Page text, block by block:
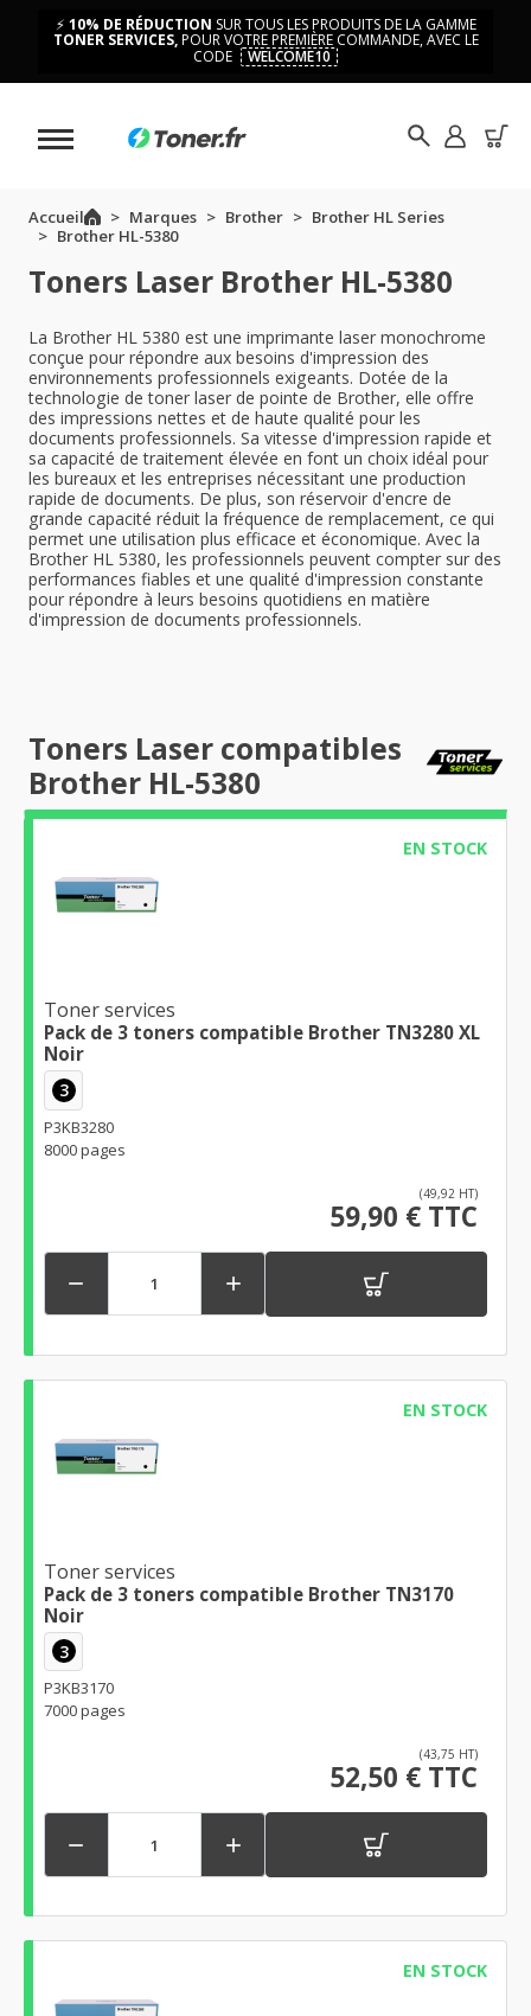
⚡ 10% DE RÉDUCTION SUR TOUS LES PRODUITS DE LA GAMME
TONER SERVICES,POUR VOTRE PREMIÈRE COMMANDE, AVEC LE
CODE
WELCOME10
Accueil Marques Brother
Brother HL Series
Brother HL-5380
Toners Laser Brother HL-5380
La Brother HL 5380 est une imprimante laser monochrome
conçue pour répondre aux besoins d'impression des
environnements professionnels exigeants. Dotée de la
technologie de toner laser de pointe de Brother, elle offre
des impressions nettes et de haute qualité pour les
documents professionnels. Sa vitesse d'impression rapide et
sa capacité de traitement élevée en font un choix idéal pour
les bureaux et les entreprises nécessitant une production
rapide de documents. De plus, son réservoir d'encre de
grande capacité réduit la fréquence de remplacement, ce qui
permet une utilisation plus efficace et économique. Avec la
Brother HL 5380, les professionnels peuvent compter sur des
performances fiables et une qualité d'impression constante
pour répondre à leurs besoins quotidiens en matière
d'impression de documents professionnels.
Toners Laser compatibles
Brother HL-5380
EN STOCK
Toner services
Pack de 3 toners compatible Brother TN3280 XL
Noir
3
P3KB3280
8000 pages
(49,92 HT)
59,90 € TTC
 
EN STOCK
Toner services
Pack de 3 toners compatible Brother TN3170
Noir
3
P3KB3170
7000 pages
(43,75 HT)
52,50 € TTC
 
EN STOCK